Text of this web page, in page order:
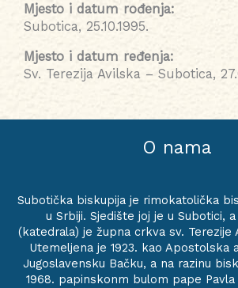
Mjesto i datum rođenja:
Subotica, 25.10.1995.
Mjesto i datum ređenja:
Sv. Terezija Avilska – Subotica,
O nama
Subotička biskupija je rimokatolička
u Srbiji. Sjedište joj je u Subotici,
(katedrala) je župna crkva sv. Terezije
Utemeljena je 1923. kao Apostolska
Jugoslavensku Bačku, a na razinu
1968. papinskonm bulom pape Pavla